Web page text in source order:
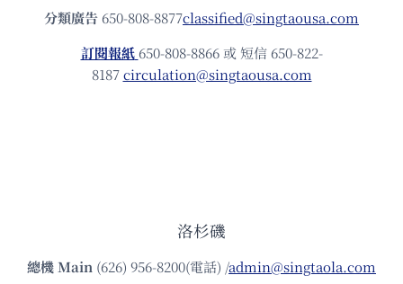
分類廣告 650-808-8877classified@singtaousa.com
訂閱報紙 650-808-8866 或 短信 650-822-
8187circulation@singtaousa.com
洛杉磯
總機Main (626) 956-8200(電話) /admin@singtaola.com